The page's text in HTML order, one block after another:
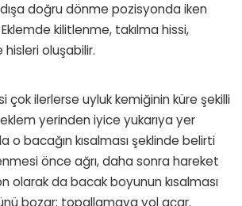
doğru dönme pozisyonda iken
kilitlenme, takılma hissi,
oluşabilir.
çok ilerlerse uyluk kemiğinin küre şekilli
yerinden iyice yukarıya yer
o bacağın kısalması şeklinde belirti
önce ağrı, daha sonra hareket
olarak da bacak boyunun kısalması
bozar; topallamaya yol açar.